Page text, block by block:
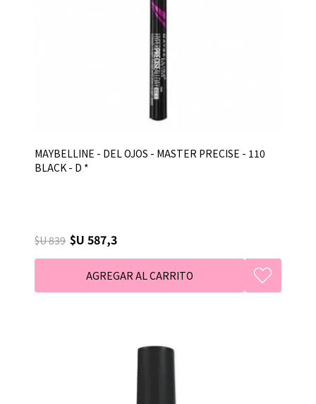
MAYBELLINE - DEL OJOS - MASTER PRECISE - 110
BLACK - D *
$U 839 $U 587,3